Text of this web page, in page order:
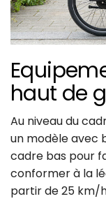
haut de
Au niveau du
un modèle avec
cadre bas pour
conformer à la
partir de 25 km/